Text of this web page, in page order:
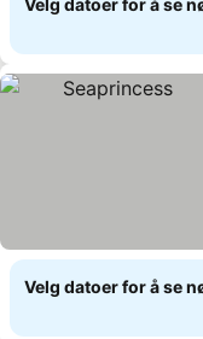
Velg datoer for å se
Velg datoer for å se